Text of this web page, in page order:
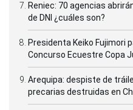
Reniec: 70 agencias
de DNI ¿cuáles son?
Presidenta Keiko Fujimori
Concurso Ecuestre Copa
Arequipa: despiste de
precarias destruidas en